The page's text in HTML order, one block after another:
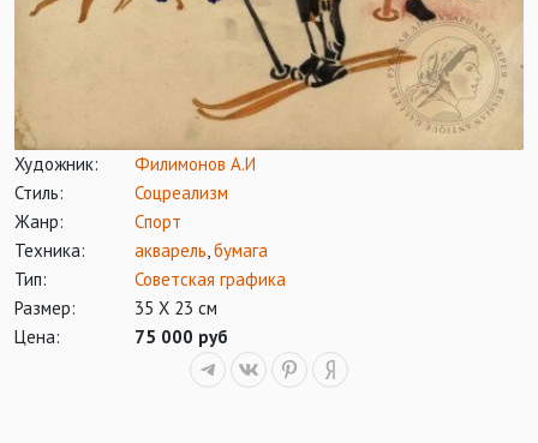
Художник:
Филимонов А.И
Стиль:
Соцреализм
Жанр:
Спорт
Техника:
акварель,бумага
Тип:
Советская графика
Размер:
35 Х 23 см
Цена:
75 000 руб